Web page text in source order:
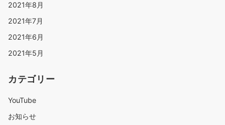
2021年8月
2021年7月
2021年6月
2021年5月
カテゴリー
YouTube
お知らせ